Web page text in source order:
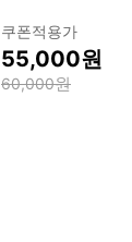
쿠폰적용가
55,000
60,000